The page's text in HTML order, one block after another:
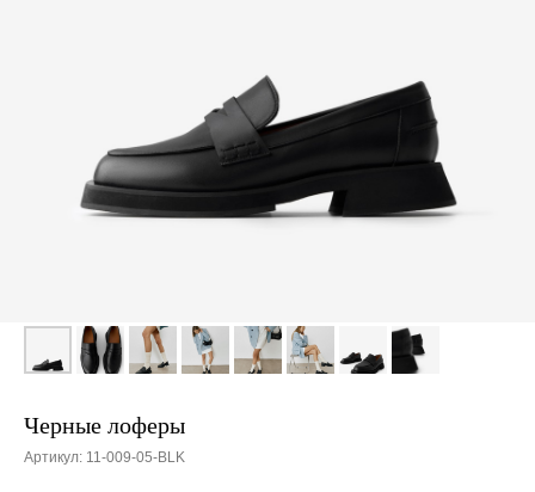
Черные лоферы
Артикул: 11-009-05-BLK